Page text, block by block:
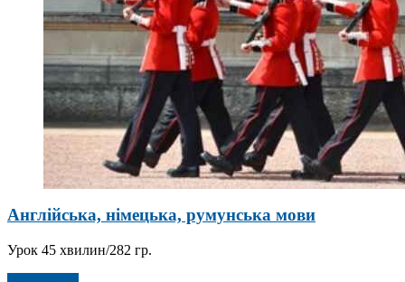
Англійська, німецька, румунська мови
Урок 45 хвилин/282 гр.